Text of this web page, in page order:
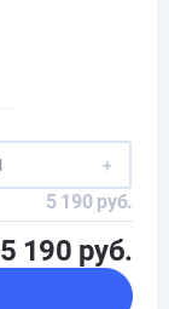
+
5 190 руб.
5 190 руб.